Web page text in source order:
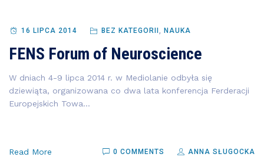
16 LIPCA 2014 BEZ KATEGORII , NAUKA
FENS Forum of Neuroscience
W dniach 4-9 lipca 2014 r. w Mediolanie odbyła się
dziewiąta, organizowana co dwa lata konferencja Ferderacji
Europejskich Towa...
Read More 0 COMMENTS ANNA SŁUGOCKA